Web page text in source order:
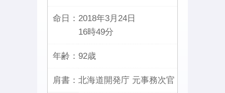
命日： 2018年3月24日
16時49分
年齢： 92歳
肩書： 北海道開発庁 元事務次官